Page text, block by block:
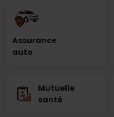
Assurance
auto
Mutuelle
santé